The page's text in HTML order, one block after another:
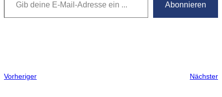
Abonnieren
Vorheriger Nächster